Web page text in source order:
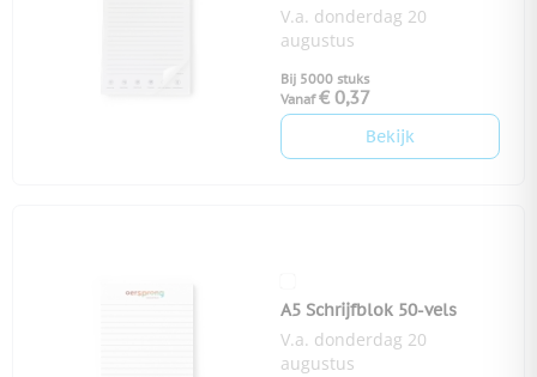
V.a. donderdag 20
augustus
Bij 5000 stuks
Vanaf € 0,37
Bekijk
A5 Schrijfblok 50-vels
V.a. donderdag 20
augustus